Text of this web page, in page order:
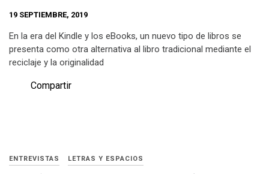
19 SEPTIEMBRE, 2019
En la era del Kindle y los eBooks, un nuevo tipo de libros se
presenta como otra alternativa al libro tradicional mediante el
reciclaje y la originalidad
Compartir
ENTREVISTAS LETRAS Y ESPACIOS